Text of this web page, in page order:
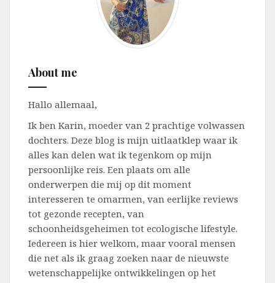
About me
Hallo allemaal,
Ik ben Karin, moeder van 2 prachtige volwassen
dochters. Deze blog is mijn uitlaatklep waar ik
alles kan delen wat ik tegenkom op mijn
persoonlijke reis. Een plaats om alle
onderwerpen die mij op dit moment
interesseren te omarmen, van eerlijke reviews
tot gezonde recepten, van
schoonheidsgeheimen tot ecologische lifestyle.
Iedereen is hier welkom, maar vooral mensen
die net als ik graag zoeken naar de nieuwste
wetenschappelijke ontwikkelingen op het